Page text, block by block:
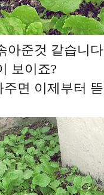
아준것 같습니
보이죠?
면 이제부터